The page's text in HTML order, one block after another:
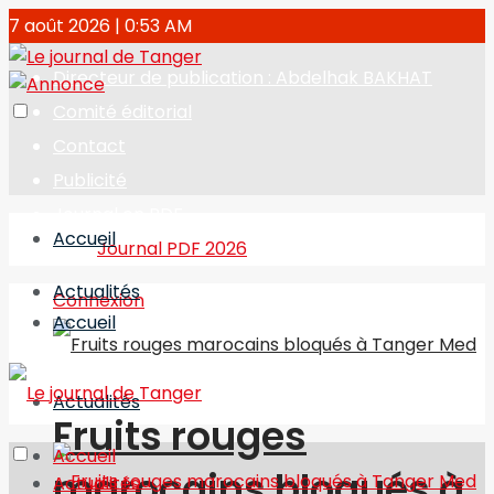
7 août 2026 | 0:53 AM
Directeur de publication : Abdelhak BAKHAT
Journal PDF 2026
Connexion
Accueil
Actualités
Fruits rouges
Accueil
Actualités
Accueil
Actualités